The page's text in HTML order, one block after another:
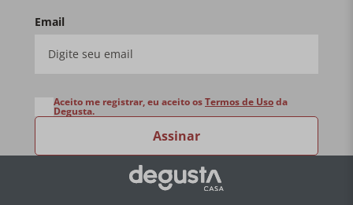
Email
Assinar
Aceito me registrar, eu aceito osTermos de Usoda
Degusta.